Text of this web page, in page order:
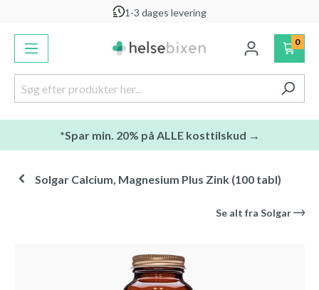
1-3 dages levering
0
*Spar min. 20% på ALLE kosttilskud →
Solgar Calcium, Magnesium Plus Zink (100 tabl)
Se alt fra Solgar